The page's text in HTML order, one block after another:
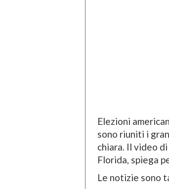
Elezioni
sono riuniti i
chiara. Il video di
Florida, spiega
Le notizie sono